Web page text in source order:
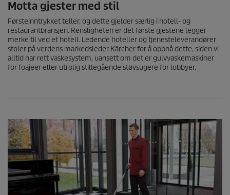
Motta gjester med stil
Førsteinntrykket teller, og dette gjelder særlig i hotell- og
restaurantbransjen. Rensligheten er det første gjestene legger
merke til ved et hotell. Ledende hoteller og tjenesteleverandører
stoler på verdens markedsleder Kärcher for å oppnå dette, siden vi
alltid har rett vaskesystem, uansett om det er gulvvaskemaskiner
for foajeer eller utrolig stillegående støvsugere for lobbyer.